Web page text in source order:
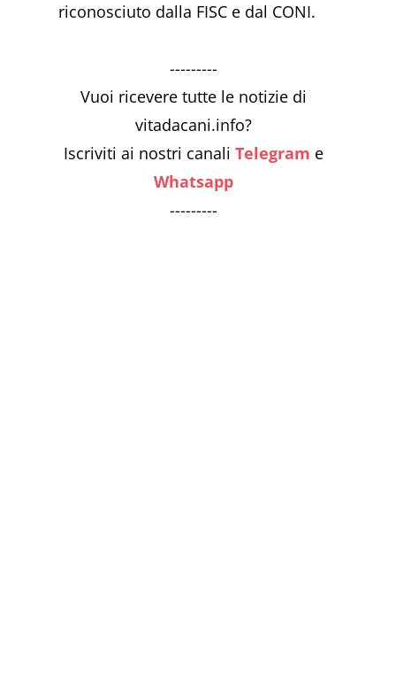
riconosciuto dalla FISC e dal CONI.
---------
Vuoi ricevere tutte le notizie di
vitadacani.info?
Iscriviti ai nostri canaliTelegram e
Whatsapp
---------